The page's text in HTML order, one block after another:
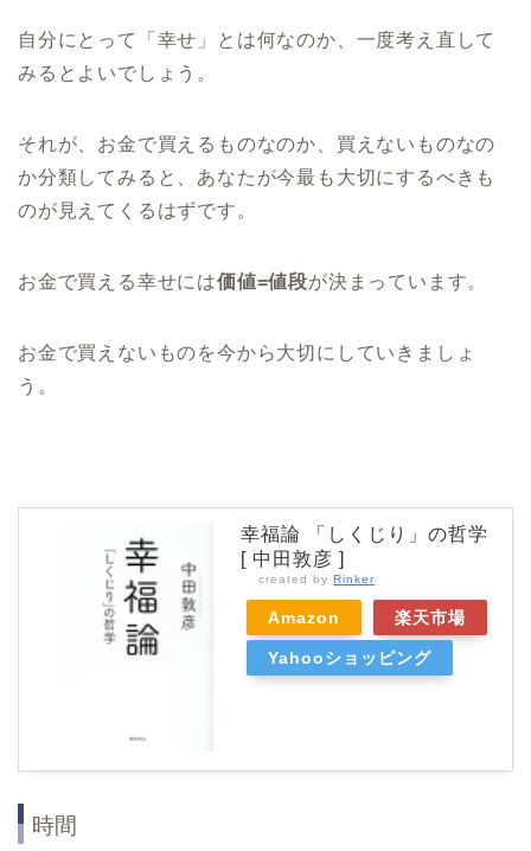
自分にとって「幸せ」とは何なのか、一度考え直して
みるとよいでしょう。
それが、お金で買えるものなのか、買えないものなの
か分類してみると、あなたが今最も大切にするべきも
のが見えてくるはずです。
お金で買える幸せには価値=値段が決まっています。
お金で買えないものを今から大切にしていきましょ
う。
幸福論 「しくじり」の哲学
[ 中田敦彦 ]
created by Rinker
Amazon 楽天市場
Yahooショッピング
時間